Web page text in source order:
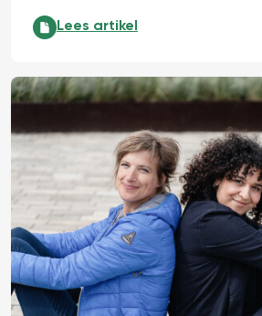
‘Live your ambition’ in de praktijk:
Lees artikel